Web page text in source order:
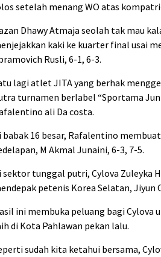
setelah menang WO atas
Dhawy Atmaja seolah tak mau
kaki ke kuarter final usai
Rusli, 6-1, 6-3.
lagi atlet JITA yang berhak
turnamen berlabel “Sportama
ali Da costa.
babak 16 besar, Rafalentino
M Akmal Junaini, 6-3, 7-5.
sektor tunggal putri, Cylova Zuleyka
petenis Korea Selatan, Jiyun
ini membuka peluang bagi Cylova
di Kota Pahlawan pekan lalu.
sudah kita ketahui bersama,